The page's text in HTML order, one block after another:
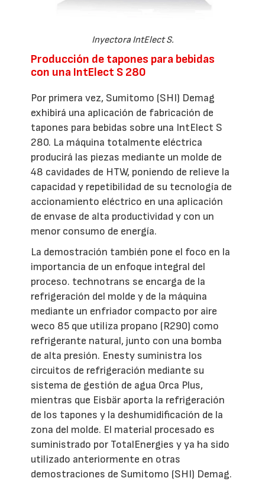
Inyectora IntElect S.
Producción de tapones para bebidas
con una IntElect S 280
Por primera vez, Sumitomo (SHI) Demag
exhibirá una aplicación de fabricación de
tapones para bebidas sobre una IntElect S
280. La máquina totalmente eléctrica
producirá las piezas mediante un molde de
48 cavidades de HTW, poniendo de relieve la
capacidad y repetibilidad de su tecnología de
accionamiento eléctrico en una aplicación
de envase de alta productividad y con un
menor consumo de energía.
La demostración también pone el foco en la
importancia de un enfoque integral del
proceso. technotrans se encarga de la
refrigeración del molde y de la máquina
mediante un enfriador compacto por aire
weco 85 que utiliza propano (R290) como
refrigerante natural, junto con una bomba
de alta presión. Enesty suministra los
circuitos de refrigeración mediante su
sistema de gestión de agua Orca Plus,
mientras que Eisbär aporta la refrigeración
de los tapones y la deshumidificación de la
zona del molde. El material procesado es
suministrado por TotalEnergies y ya ha sido
utilizado anteriormente en otras
demostraciones de Sumitomo (SHI) Demag.